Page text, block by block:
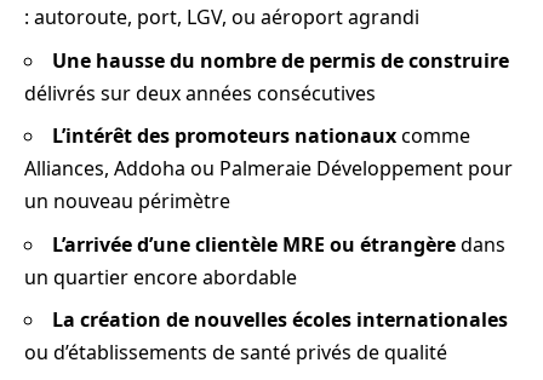
: autoroute, port, LGV, ou aéroport agrandi
Une hausse du nombre de permis de construire
délivrés sur deux années consécutives
L’intérêt des promoteurs nationauxcomme
Alliances, Addoha ou Palmeraie Développement pour
un nouveau périmètre
L’arrivée d’une clientèle MRE ou étrangèredans
un quartier encore abordable
La création de nouvelles écoles internationales
ou d’établissements de santé privés de qualité